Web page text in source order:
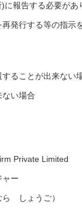
に報告する必要があ
再発行する等の指示
することが出来ない
ない場合
Private Limited
ャー
しょうご）